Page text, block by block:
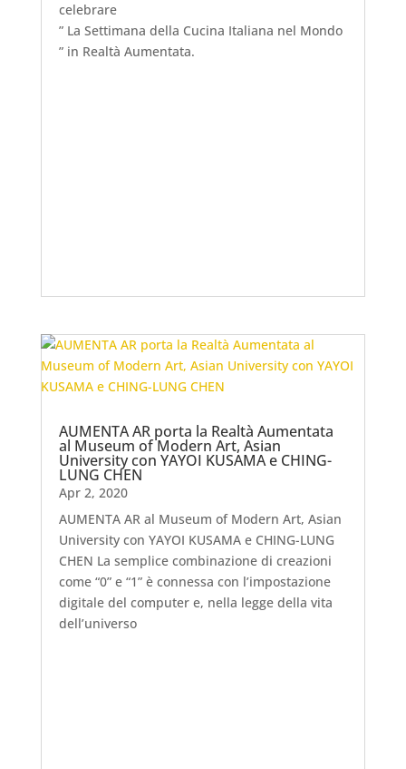
celebrare
” La Settimana della Cucina Italiana nel Mondo
” in Realtà Aumentata.
AUMENTA AR porta la Realtà Aumentata
al Museum of Modern Art, Asian
University con YAYOI KUSAMA e CHING-
LUNG CHEN
Apr 2, 2020
AUMENTA AR al Museum of Modern Art, Asian
University con YAYOI KUSAMA e CHING-LUNG
CHEN La semplice combinazione di creazioni
come “0” e “1” è connessa con l’impostazione
digitale del computer e, nella legge della vita
dell’universo